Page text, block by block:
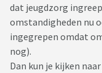
dat jeugdzorg
omstandigheden nu
ingegrepen omdat
nog).
Dan kun je kijken